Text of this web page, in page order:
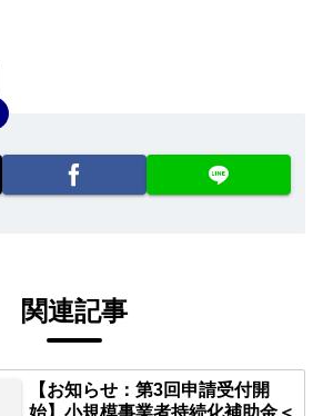
関連記事
【お知らせ：第3回申請受付開